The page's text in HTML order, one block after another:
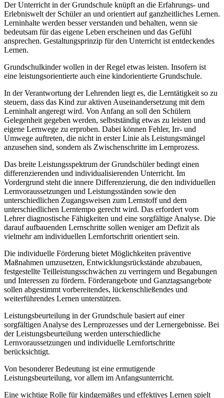
Der Unterricht in der Grundschule knüpft an die Erfahrungs- und
Erlebniswelt der Schüler an und orientiert auf ganzheitliches Lernen.
Lerninhalte werden besser verstanden und behalten, wenn sie
bedeutsam für das eigene Leben erscheinen und das Gefühl
ansprechen. Gestaltungsprinzip für den Unterricht ist entdeckendes
Lernen.
Grundschulkinder wollen in der Regel etwas leisten. Insofern ist
eine leistungsorientierte auch eine kindorientierte Grundschule.
In der Verantwortung der Lehrenden liegt es, die Lerntätigkeit so zu
steuern, dass das Kind zur aktiven Auseinandersetzung mit dem
Lerninhalt angeregt wird. Von Anfang an soll den Schülern
Gelegenheit gegeben werden, selbstständig etwas zu leisten und
eigene Lernwege zu erproben. Dabei können Fehler, Irr- und
Umwege auftreten, die nicht in erster Linie als Leistungsmängel
anzusehen sind, sondern als Zwischenschritte im Lernprozess.
Das breite Leistungsspektrum der Grundschüler bedingt einen
differenzierenden und individualisierenden Unterricht. Im
Vordergrund steht die innere Differenzierung, die den individuellen
Lernvoraussetzungen und Leistungsständen sowie den
unterschiedlichen Zugangsweisen zum Lernstoff und dem
unterschiedlichen Lerntempo gerecht wird. Das erfordert vom
Lehrer diagnostische Fähigkeiten und eine sorgfältige Analyse. Die
darauf aufbauenden Lernschritte sollen weniger am Defizit als
vielmehr am individuellen Lernfortschritt orientiert sein.
Die individuelle Förderung bietet Möglichkeiten präventive
Maßnahmen umzusetzen, Entwicklungsrückstände abzubauen,
festgestellte Teilleistungsschwächen zu verringern und Begabungen
und Interessen zu fördern. Förderangebote und Ganztagsangebote
sollen abgestimmt vorbereitendes, lückenschließendes und
weiterführendes Lernen unterstützen.
Leistungsbeurteilung in der Grundschule basiert auf einer
sorgfältigen Analyse des Lernprozesses und der Lernergebnisse. Bei
der Leistungsbeurteilung werden unterschiedliche
Lernvoraussetzungen und individuelle Lernfortschritte
berücksichtigt.
Von besonderer Bedeutung ist eine ermutigende
Leistungsbeurteilung, vor allem im Anfangsunterricht.
Eine wichtige Rolle für kindgemäßes und effektives Lernen spielt